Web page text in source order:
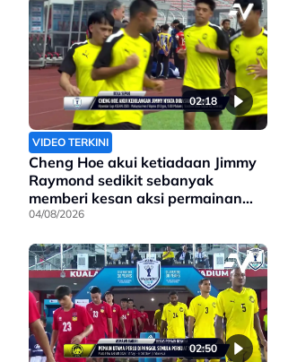
02:18
VIDEO TERKINI
Cheng Hoe akui ketiadaan Jimmy
Raymond sedikit sebanyak
memberi kesan aksi permainan
Harimau Malaya
04/08/2026
02:50